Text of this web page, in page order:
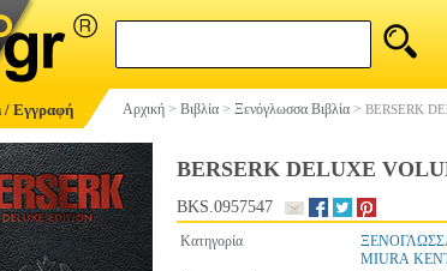
Εγγραφή Αρχική > Βιβλία > Ξενόγλωσσα Βιβλία > BERSERK
BERSERK DELUXE
BKS.0957547
Κατηγορία
MIURA